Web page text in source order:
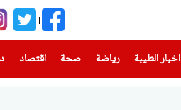
اخبار الطيبة(current) رياضة
(current) صحة(current) اقتصاد